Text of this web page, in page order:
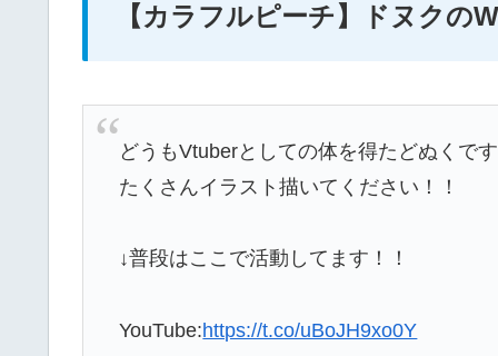
【カラフルピーチ】ドヌクの
どうもVtuberとしての体を得たどぬくです
たくさんイラスト描いてください！！
↓普段はここで活動してます！！
YouTube:https://t.co/uBoJH9xo0Y